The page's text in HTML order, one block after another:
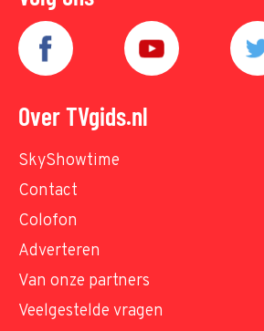
Over TVgids.nl
SkyShowtime
Contact
Colofon
Adverteren
Van onze partners
Veelgestelde vragen